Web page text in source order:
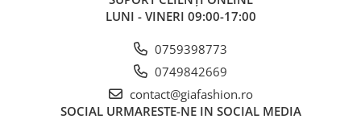
LUNI - VINERI 09:00-17:00
0759398773
0749842669
contact@giafashion.ro
SOCIAL URMARESTE-NE IN SOCIAL MEDIA